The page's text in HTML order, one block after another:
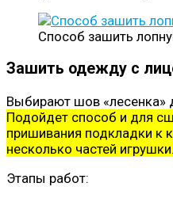
Способ зашить
Зашить одежду с
Выбирают шов «лесенка»
Подойдет способ и для
пришивания подкладки к
несколько частей игрушки.
Этапы работ: